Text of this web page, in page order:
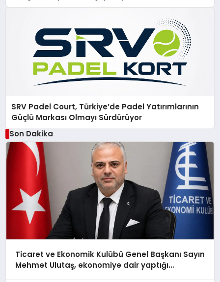
SRV Padel Court, Türkiye’de Padel Yatırımlarının
Güçlü Markası Olmayı Sürdürüyor
Son Dakika
Ticaret ve Ekonomik Kulübü Genel Başkanı Sayın
Mehmet Ulutaş, ekonomiye dair yaptığı